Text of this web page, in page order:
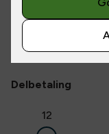
Varianter
Pris fraNOK
*Prisen gjelder
Delbetaling
12